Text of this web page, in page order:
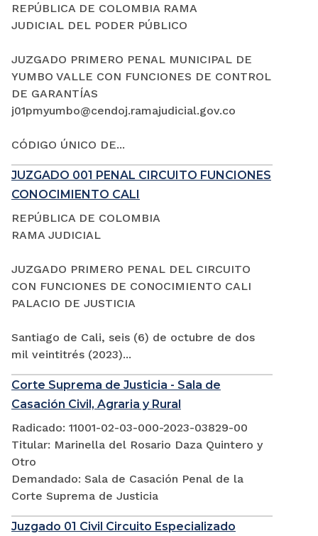
REPÚBLICA DE COLOMBIA RAMA
JUDICIAL DEL PODER PÚBLICO
JUZGADO PRIMERO PENAL MUNICIPAL DE
YUMBO VALLE CON FUNCIONES DE CONTROL
DE GARANTÍAS
j01pmyumbo@cendoj.ramajudicial.gov.co
CÓDIGO ÚNICO DE...
JUZGADO 001 PENAL CIRCUITO FUNCIONES
CONOCIMIENTO CALI
REPÚBLICA DE COLOMBIA
RAMA JUDICIAL
JUZGADO PRIMERO PENAL DEL CIRCUITO
CON FUNCIONES DE CONOCIMIENTO CALI
PALACIO DE JUSTICIA
Santiago de Cali, seis (6) de octubre de dos
mil veintitrés (2023)...
Corte Suprema de Justicia - Sala de
Casación Civil, Agraria y Rural
Radicado: 11001-02-03-000-2023-03829-00
Titular: Marinella del Rosario Daza Quintero y
Otro
Demandado: Sala de Casación Penal de la
Corte Suprema de Justicia
Juzgado 01 Civil Circuito Especializado